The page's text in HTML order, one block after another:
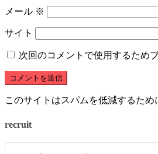
メール ※
サイト
次回のコメントで使用するため
このサイトはスパムを低減するため
recruit